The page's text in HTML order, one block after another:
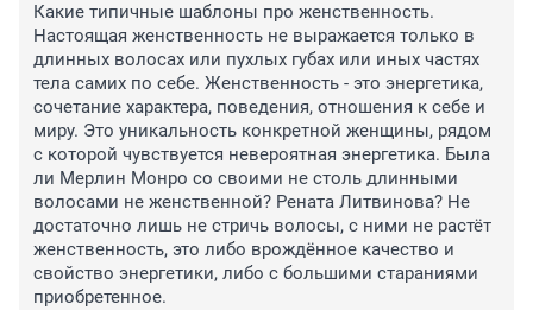
Какие типичные шаблоны про женственность.
Настоящая женственность не выражается только в
длинных волосах или пухлых губах или иных частях
тела самих по себе. Женственность - это энергетика,
сочетание характера, поведения, отношения к себе и
миру. Это уникальность конкретной женщины, рядом
с которой чувствуется невероятная энергетика. Была
ли Мерлин Монро со своими не столь длинными
волосами не женственной? Рената Литвинова? Не
достаточно лишь не стричь волосы, с ними не растёт
женственность, это либо врождённое качество и
свойство энергетики, либо с большими стараниями
приобретенное.